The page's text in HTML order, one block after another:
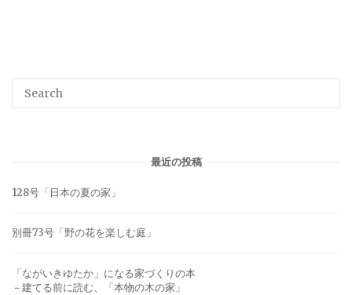
最近の投稿
128号「日本の夏の家」
別冊73号「野の花を楽しむ庭」
「ながいきゆたか」になる家づくりの本
－建てる前に読む、「本物の木の家」